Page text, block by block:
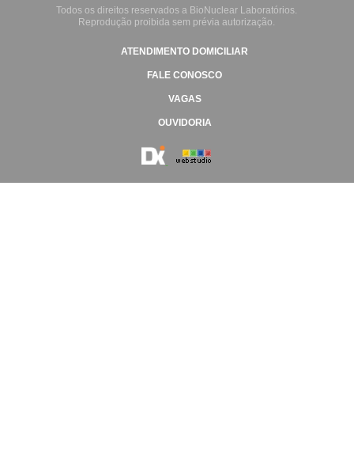
Todos os direitos reservados a BioNuclear Laboratórios.
Reprodução proibida sem prévia autorização.
ATENDIMENTO DOMICILIAR
FALE CONOSCO
VAGAS
OUVIDORIA